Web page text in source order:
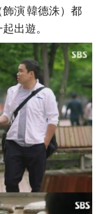
演 韓德洙）都
出遊。